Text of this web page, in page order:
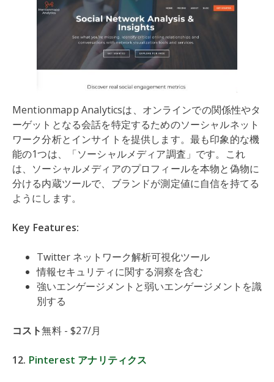
Mentionmapp Analyticsは、オンラインでの関係性やタ
ーゲットとなる会話を特定するためのソーシャルネット
ワーク分析とインサイトを提供します。最も印象的な機
能の1つは、「ソーシャルメディア調査」です。これ
は、ソーシャルメディアのプロフィールを本物と偽物に
分ける内蔵ツールで、ブランドが測定値に自信を持てる
ようにします。
Key Features:
Twitter ネットワーク解析可視化ツール
情報セキュリティに関する洞察を含む
強いエンゲージメントと弱いエンゲージメントを識
別する
コスト無料 - $27/月
12. Pinterest アナリティクス